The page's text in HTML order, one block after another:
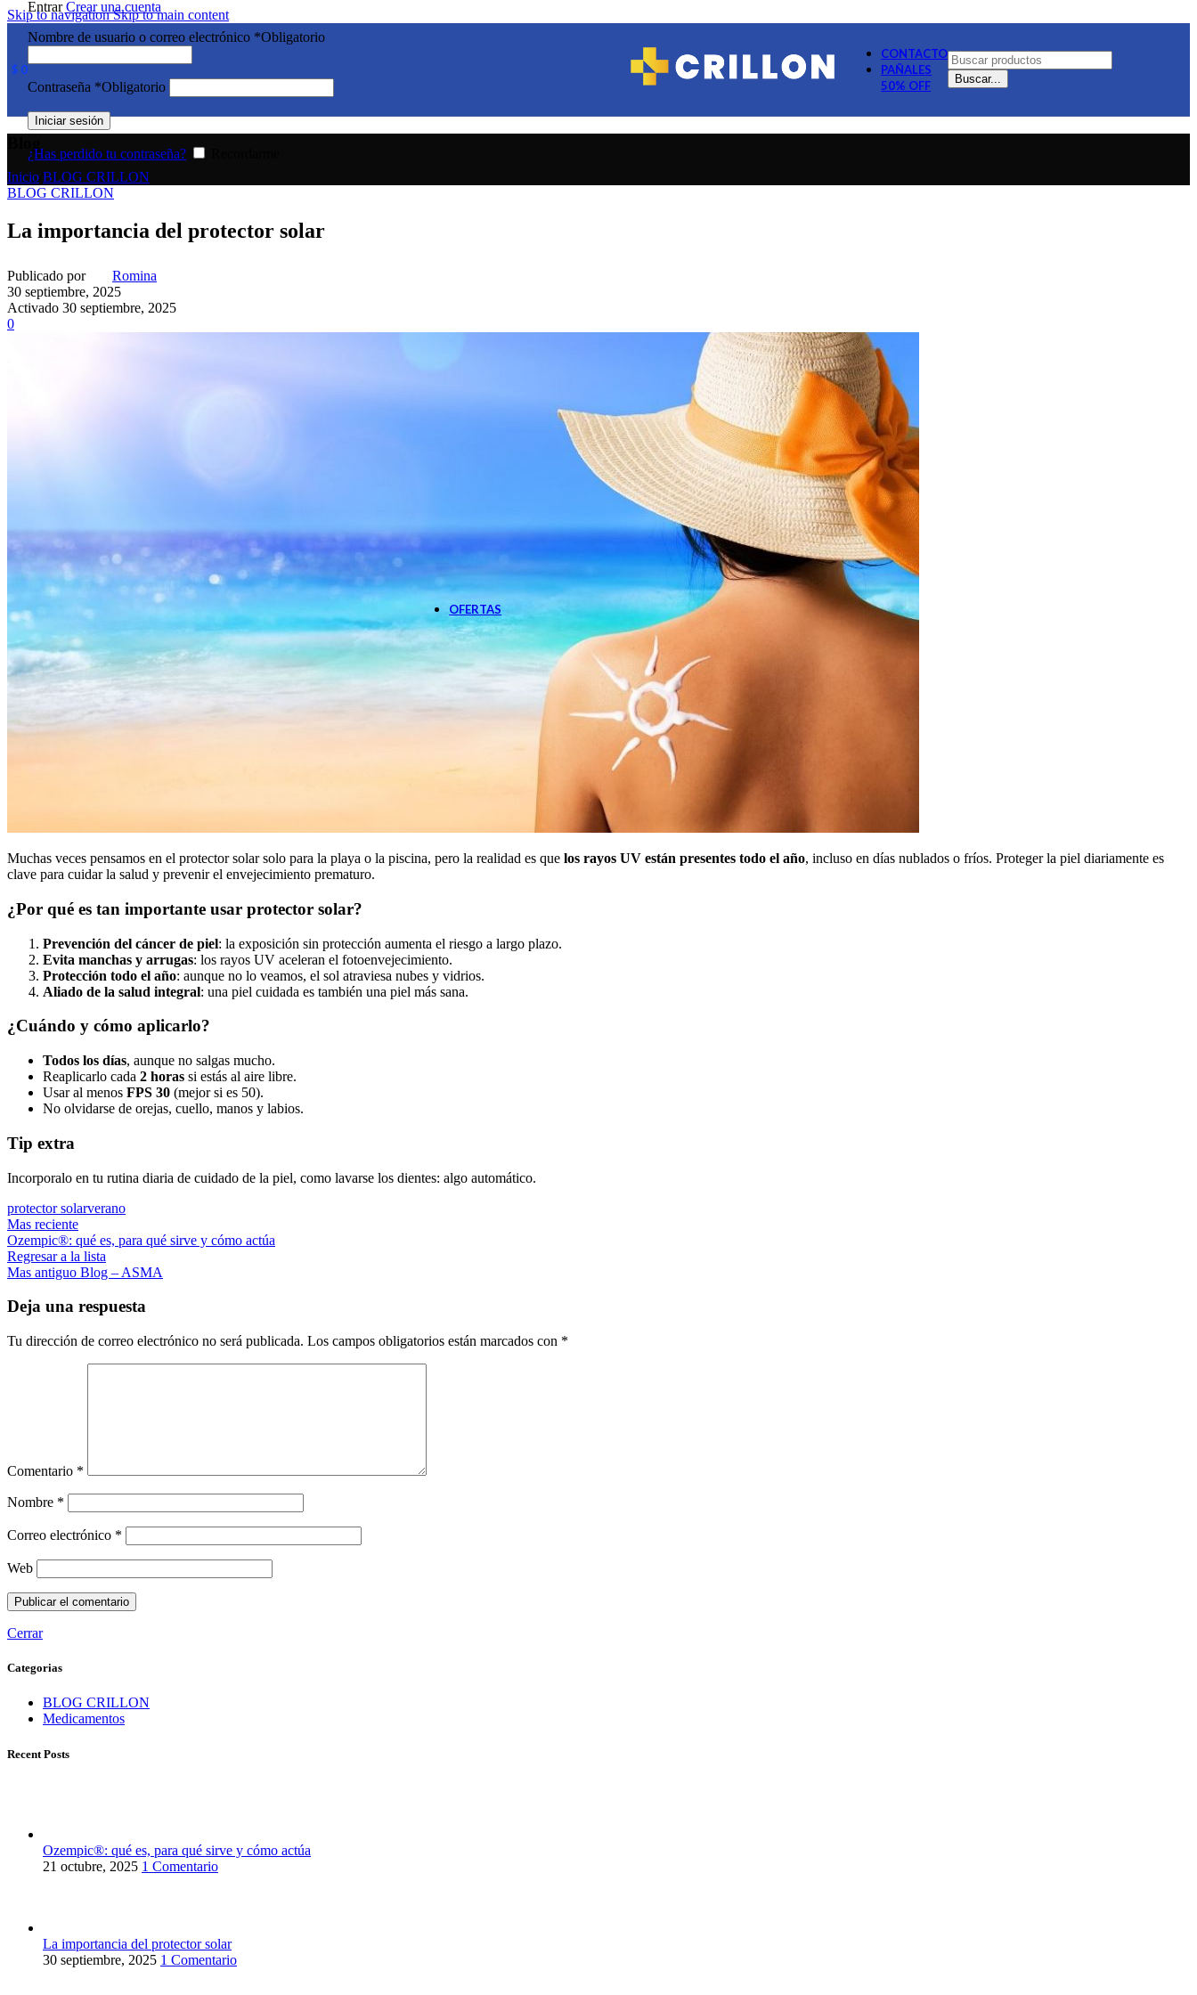
Skip to navigationSkip to main content
$ 0
EntrarCrear una cuenta
Nombre de usuario o correo electrónico *Obligatorio
Contraseña *Obligatorio
Iniciar sesión
¿Has perdido tu contraseña?
Antibióticos
Cardiovascular
Diabetes
Gastroenterología
Oftalmología
Pañales
Solares
Post solares
Protector solar
OFERTAS
CONTACTO
PAÑALES
50% OFF
Buscar...
Inicio BLOG CRILLON
BLOG CRILLON
La importancia del protector solar
Publicado por
Romina
30 septiembre, 2025
Activado 30 septiembre, 2025
0
Muchas veces pensamos en el protector solar solo para la playa o la piscina, pero la realidad es que los rayos UV están presentes todo el año, incluso en días nublados o fríos. Proteger la piel diariamente es
clave para cuidar la salud y prevenir el envejecimiento prematuro.
¿Por qué es tan importante usar protector solar?
Prevención del cáncer de piel: la exposición sin protección aumenta el riesgo a largo plazo.
Evita manchas y arrugas: los rayos UV aceleran el fotoenvejecimiento.
Protección todo el año: aunque no lo veamos, el sol atraviesa nubes y vidrios.
Aliado de la salud integral: una piel cuidada es también una piel más sana.
¿Cuándo y cómo aplicarlo?
Todos los días, aunque no salgas mucho.
Reaplicarlo cada 2 horas si estás al aire libre.
Usar al menos FPS 30 (mejor si es 50).
No olvidarse de orejas, cuello, manos y labios.
Tip extra
Incorporalo en tu rutina diaria de cuidado de la piel, como lavarse los dientes: algo automático.
protector solarverano
Mas reciente
Ozempic®: qué es, para qué sirve y cómo actúa
Regresar a la lista
Mas antiguo Blog – ASMA
Deja una respuesta
Tu dirección de correo electrónico no será publicada. Los campos obligatorios están marcados con *
Comentario *
Nombre *
Correo electrónico *
Web
Cerrar
Categorias
BLOG CRILLON
Medicamentos
Recent Posts
Ozempic®: qué es, para qué sirve y cómo actúa
21 octubre, 2025 1 Comentario
La importancia del protector solar
30 septiembre, 2025 1 Comentario